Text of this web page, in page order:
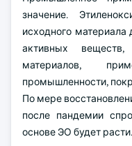
значение.
исходного материала
активных
материалов,
промышленности,
По мере
после пандемии
основе ЭО будет расти.